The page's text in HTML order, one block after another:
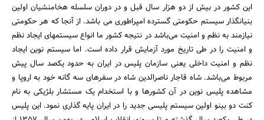
این کشور در بیش از دو هزار سال قبل و در دوران سلسله هخامنشیان اولین
بنیانگذار سیستم حکومتى گسترده امپراطورى مى باشد. از آنجا که هر حکومتى
نیازمند به نظم و امنیت مى‌باشد در نتیجه کشور ما انواع سیستمهاى ایجاد نظم
و امنیت را در طى تاریخ مورد آزمایش قرار داده است. اما سیستم نوین ایجاد
نظم و امنیت داخلى یعنى سازمان پلیس در ایران به حدود یکصد سال پیش
مربوط مى‌‌باشد. شاه قاجار ناصرالدین شاه در سفرهاى سه گانه خود به اروپا و
مشاهده پلیس نوین در آن کشورها و با استخدام یک مستشار بلژیکى به نام
کنت دو بینو اولین سیستم پلیسى جدید را در ایران پایه گذارى نمود. این پلیس